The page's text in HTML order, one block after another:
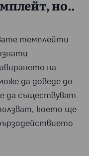
но..
темплейти
на
да доведе до
да съществуват
което ще